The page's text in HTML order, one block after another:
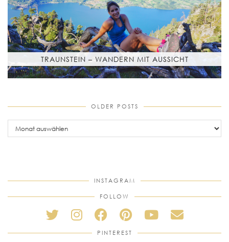
TRAUNSTEIN – WANDERN MIT AUSSICHT
OLDER POSTS
older
posts
INSTAGRAM
FOLLOW
PINTEREST